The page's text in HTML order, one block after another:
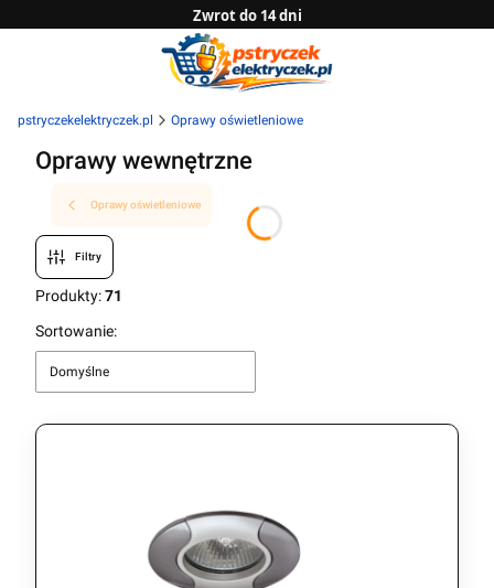
Zwrot do 14 dni
Sprawdź naszą ofertę B2B
pstryczekelektryczek.pl Oprawy oświetleniowe
Oprawy wewnętrzne
Oprawy oświetleniowe
Filtry
Produkty:71
Lista produktów
Sortowanie:
Domyślne